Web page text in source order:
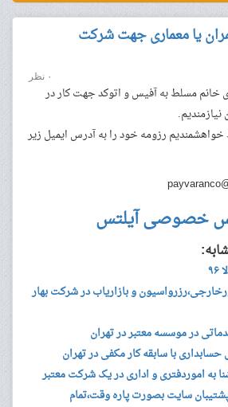
یا معماری جهت شرکت
۰ نظر
خانم مسلط به آفیس و اتوکد جهت کار در
رزومه خود را به آدرس ایمیل زیر
خصوصی آیلتس
و بازاریاب در شرکت بهار
در موسسه معتبر در تهران
با سابقه کار مکفی در تهران
به اموردفتری و اداری در یک شرکت معتبر
سایت بصورت پاره وقت،تمام